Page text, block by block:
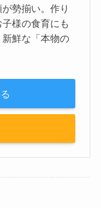
勢揃い。作り
様の食育にも
鮮な「本物の